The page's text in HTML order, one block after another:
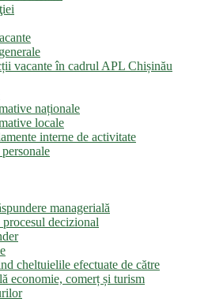
vacante în cadrul APL Chișinău
naționale
locale
interne de activitate
managerială
decizional
cheltuielile efectuate de către
economie, comerț și turism